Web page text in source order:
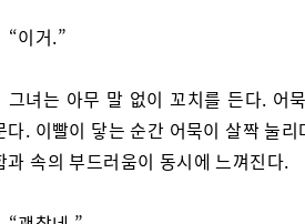
“이거.”
그녀는 아무 말 없이 꼬치를 든다. 어
다. 이빨이 닿는 순간 어묵이 살짝 눌
과 속의 부드러움이 동시에 느껴진다.